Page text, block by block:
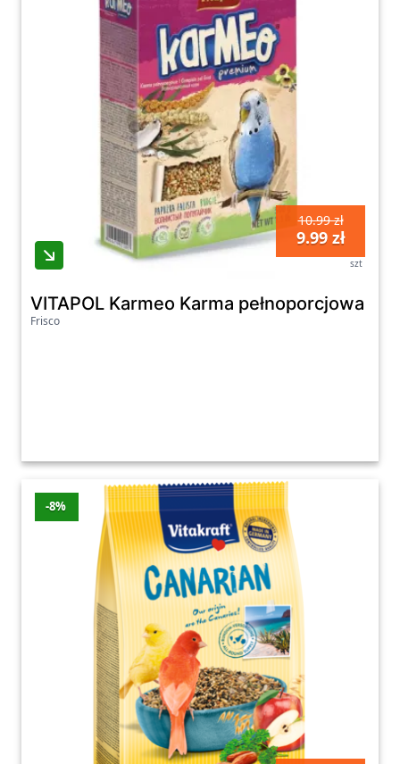
10.99 zł
9.99 zł
szt
VITAPOL Karmeo Karma pełnoporcjowa
Frisco
-8%